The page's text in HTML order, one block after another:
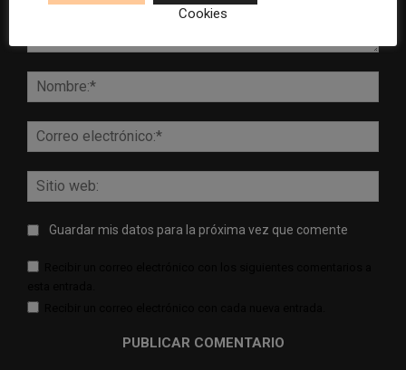
Guardar mis datos para la próxima vez que comente
Cookies